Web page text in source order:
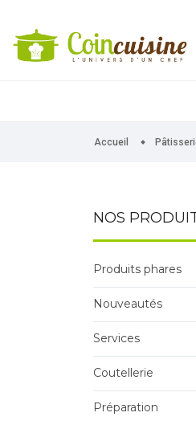
Accueil
NOS
Produits phares
Nouveautés
Services
Coutellerie
Préparation